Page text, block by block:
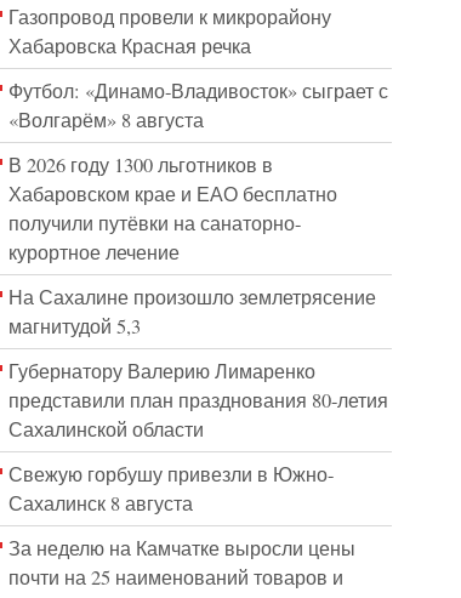
Газопровод провели к микрорайону
Хабаровска Красная речка
Футбол: «Динамо-Владивосток» сыграет с
«Волгарём» 8 августа
В 2026 году 1300 льготников в
Хабаровском крае и ЕАО бесплатно
получили путёвки на санаторно-
курортное лечение
На Сахалине произошло землетрясение
магнитудой 5,3
Губернатору Валерию Лимаренко
представили план празднования 80-летия
Сахалинской области
Свежую горбушу привезли в Южно-
Сахалинск 8 августа
За неделю на Камчатке выросли цены
почти на 25 наименований товаров и